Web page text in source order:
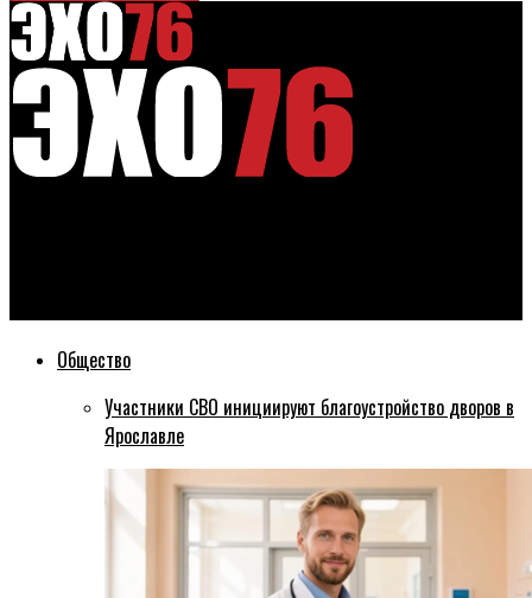
Общество
Участники СВО инициируют благоустройство дворов в
Ярославле